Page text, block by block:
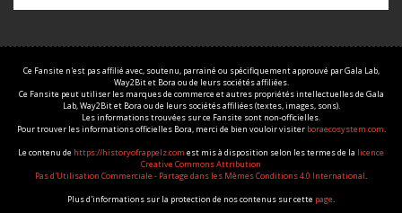
Ce Fansite n'est pas affilié avec, soutenu, parrainé ou spécifiquement approuvé par Gala Lab,
Way2Bit et Bora ou de leurs sociétés affiliées.
Ce Fansite peut utiliser les marques de commerce et autres propriétés intellectuelles de Gala
Lab, Way2Bit et Bora ou de leurs sociétés affiliées (textes, images, sons).
Les informations trouvées sur ce Fansite sont non-officielles.
Pour trouver les informations officielles Bora, merci de bien vouloir visiter boraecosystem.com.
Le contenu de https://historyofrappelz.com est mis à disposition selon les termes de la licence
Creative Commons Attribution
Pas d'Utilisation Commerciale - Partage dans les Mêmes Conditions 4.0 International.
Plus d'informations sur la protection de nos contenus sur cette page.